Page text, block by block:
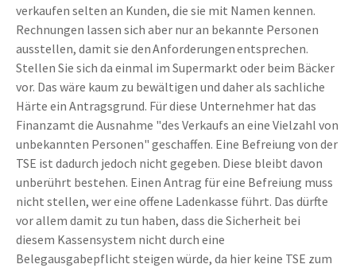
verkaufen selten an Kunden, die sie mit Namen kennen.
Rechnungen lassen sich aber nur an bekannte Personen
ausstellen, damit sie den Anforderungen entsprechen.
Stellen Sie sich da einmal im Supermarkt oder beim Bäcker
vor. Das wäre kaum zu bewältigen und daher als sachliche
Härte ein Antragsgrund. Für diese Unternehmer hat das
Finanzamt die Ausnahme "des Verkaufs an eine Vielzahl von
unbekannten Personen" geschaffen. Eine Befreiung von der
TSE ist dadurch jedoch nicht gegeben. Diese bleibt davon
unberührt bestehen. Einen Antrag für eine Befreiung muss
nicht stellen, wer eine offene Ladenkasse führt. Das dürfte
vor allem damit zu tun haben, dass die Sicherheit bei
diesem Kassensystem nicht durch eine
Belegausgabepflicht steigen würde, da hier keine TSE zum